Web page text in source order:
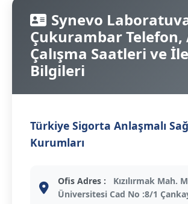
Synevo
Çukurambar Telefon,
Çalışma Saatleri ve
Bilgileri
Türkiye Sigorta Anlaşmalı
Kurumları
Ofis Adres :
Kızılırmak Mah.
Üniversitesi Cad No :8/1